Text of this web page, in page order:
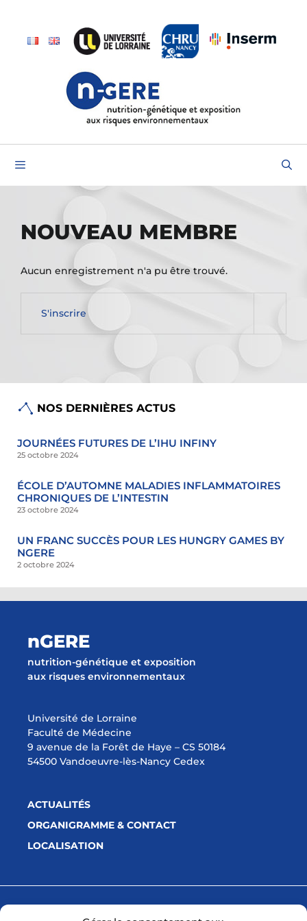
contenu
NOUVEAU MEMBRE
Aucun enregistrement n'a pu être trouvé.
NOS DERNIÈRES ACTUS
JOURNÉES FUTURES DE L’IHU INFINY
25 octobre 2024
ÉCOLE D’AUTOMNE MALADIES INFLAMMATOIRES
CHRONIQUES DE L’INTESTIN
23 octobre 2024
UN FRANC SUCCÈS POUR LES HUNGRY GAMES BY
NGERE
2 octobre 2024
nGERE
nutrition-génétique et exposition
aux risques environnementaux
Université de Lorraine
Faculté de Médecine
9 avenue de la Forêt de Haye – CS 50184
54500 Vandoeuvre-lès-Nancy Cedex
ACTUALITÉS
ORGANIGRAMME & CONTACT
LOCALISATION